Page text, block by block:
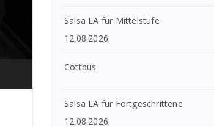
Salsa LA für Mittelstufe
12.08.2026
Cottbus
Salsa LA für Fortgeschrittene
12.08.2026